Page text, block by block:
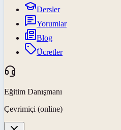
Dersler
Yorumlar
Blog
Ücretler
Eğitim Danışmanı
Çevrimiçi (online)